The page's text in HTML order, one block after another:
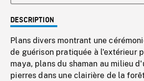
DESCRIPTION
Plans divers montrant une
de guérison pratiquée à l'extérieur
maya, plans du shaman au milieu
pierres dans une clairière de la